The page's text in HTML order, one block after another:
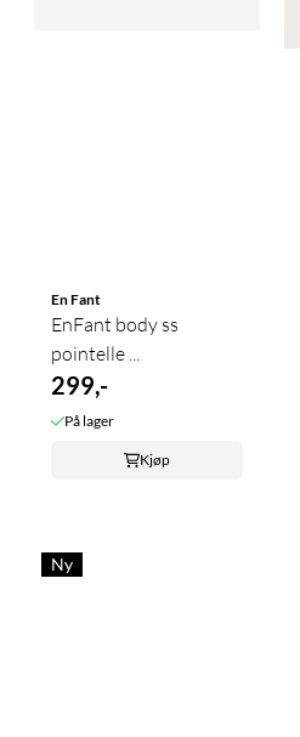
En Fant
EnFant body ss
pointelle ...
299,-
På lager
Kjøp
Ny